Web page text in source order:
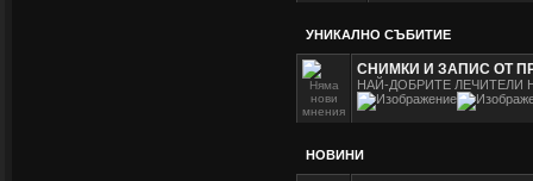
УНИКАЛНО СЪБИТИЕ
СНИМКИ И ЗАПИС ОТ
НАЙ-ДОБРИТЕ ЛЕЧИТЕЛИ
НОВИНИ